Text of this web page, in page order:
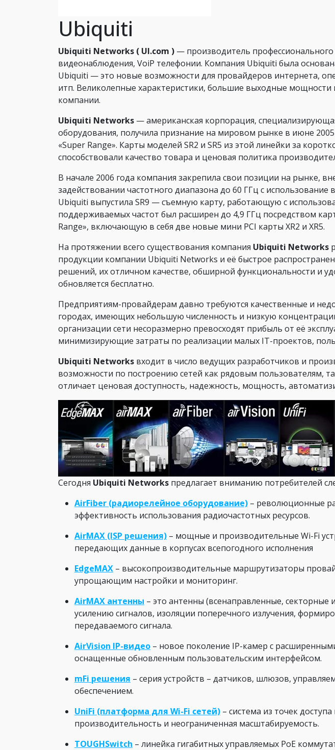
Ubiquiti
Ubiquiti Networks ( UI.com ) — производитель
видеонаблюдения, VoiP телефонии. Компания Ubiquiti была
Ubiquiti — это новые возможности для провайдеров интернета,
итп. Великолепные характеристики, большие выходные мощности
компании.
Ubiquiti Networks — американская корпорация,
оборудования, получила признание на мировом рынке в июне
«Super Range». Карты моделей SR2 и SR5 из этой линейки за
способствовали качество товара и ценовая политика
В начале 2006 года компания закрепила свои позиции на рынке,
задействовании частотного диапазона до 60 ГГц с
Ubiquiti выпустила SR9 — съемную карту, работающую с
поддерживаемых частот был расширен до 4,9 ГГц посредством
Range», включающую в себя две новые мини PCI карты XR2 и XR5.
На протяжении всего существования компания Ubiquiti Networks
продукции компании Ubiquiti Networks и её быстрое
решений, их отличном качестве, обширной функциональности и
обновляется бесплатно.
Предприятиям-провайдерам давно требуются качественные и
городах, имеющих небольшую численность и низкую
организации сети несоразмерно превосходят прибыль от её
минимизирующие затраты по реализации малых IT-проектов,
Ubiquiti Networks входит в число ведущих разработчиков и
возможности по построению сетей как рядовым пользователям,
отличает ценовая доступность, надежность, мощность,
Сегодня Ubiquiti Networks предлагает вниманию потребителей
AirFiber (радиорелейное оборудование) – революционные
эффективность использования радиочастотных ресурсов.
AirMAX (ISP решения) – мощные и производительные Wi-Fi
передающих данные в корпусах всепогодного исполнения
EdgeMAX – высокопроизводительные маршрутизаторы
упрощающим настройки и мониторинг.
AirMAX антенны – это антенны (всенаправленные,
усилению сигналов, изоляции поперечного излучения,
передаваемого сигнала.
AirVision IP-видео – новое поколение IP-камер с
оснащенные обновленным пользовательским интерфейсом.
mFi решения – серия устройств – датчиков, шлюзов,
обеспечением.
UniFi (платформа для Wi-Fi сетей) – система из точек
производительность и неограниченная масштабируемость.
TOUGHSwitch – линейка гигабитных управляемых PoE